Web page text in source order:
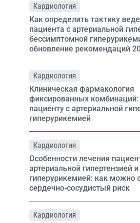
Кардиология
Как определить тактику
пациента с артериальной
бессимптомной
обновление рекомендаций
Кардиология
Клиническая фармакология
фиксированных
пациенту с артериальной
гиперурикемией
Кардиология
Особенности лечения
артериальной гипертензией и
гиперурикемией: как можно
сердечно-сосудистый риск
Кардиология